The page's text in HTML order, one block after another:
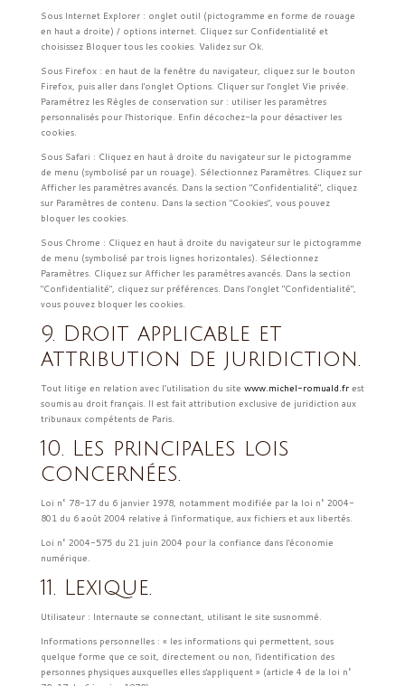
Sous Internet Explorer : onglet outil (pictogramme en forme de rouage
en haut a droite) / options internet. Cliquez sur Confidentialité et
choisissez Bloquer tous les cookies. Validez sur Ok.
Sous Firefox : en haut de la fenêtre du navigateur, cliquez sur le bouton
Firefox, puis aller dans l'onglet Options. Cliquer sur l'onglet Vie privée.
Paramétrez les Règles de conservation sur : utiliser les paramètres
personnalisés pour l'historique. Enfin décochez-la pour désactiver les
cookies.
Sous Safari : Cliquez en haut à droite du navigateur sur le pictogramme
de menu (symbolisé par un rouage). Sélectionnez Paramètres. Cliquez sur
Afficher les paramètres avancés. Dans la section "Confidentialité", cliquez
sur Paramètres de contenu. Dans la section "Cookies", vous pouvez
bloquer les cookies.
Sous Chrome : Cliquez en haut à droite du navigateur sur le pictogramme
de menu (symbolisé par trois lignes horizontales). Sélectionnez
Paramètres. Cliquez sur Afficher les paramètres avancés. Dans la section
"Confidentialité", cliquez sur préférences. Dans l'onglet "Confidentialité",
vous pouvez bloquer les cookies.
9. Droit applicable et
attribution de juridiction.
Tout litige en relation avec l’utilisation du site www.michel-romuald.frest
soumis au droit français. Il est fait attribution exclusive de juridiction aux
tribunaux compétents de Paris.
10. Les principales lois
concernées.
Loi n° 78-17 du 6 janvier 1978, notamment modifiée par la loi n° 2004-
801 du 6 août 2004 relative à l'informatique, aux fichiers et aux libertés.
Loi n° 2004-575 du 21 juin 2004 pour la confiance dans l'économie
numérique.
11. Lexique.
Utilisateur : Internaute se connectant, utilisant le site susnommé.
Informations personnelles : « les informations qui permettent, sous
quelque forme que ce soit, directement ou non, l'identification des
personnes physiques auxquelles elles s'appliquent » (article 4 de la loi n°